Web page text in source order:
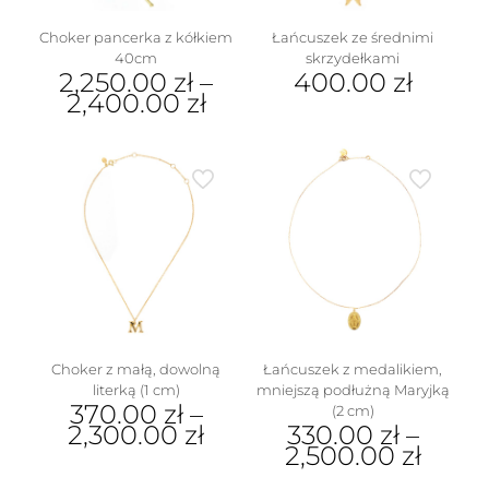
Choker pancerka z kółkiem
40cm
2,250.00 zł –
2,400.00 zł
produkt
wariantów.
można
wybrać
na
stronie
produktu
Łańcuszek ze średnimi
skrzydełkami
400.00 zł
Choker z małą, dowolną
literką (1 cm)
370.00 zł–
2,300.00 zł
Łańcuszek z medalikiem,
mniejszą podłużną Maryjką
(2 cm)
330.00 zł–
2,500.00 zł